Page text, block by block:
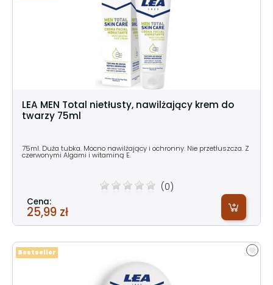
LEA MEN Total nietłusty, nawilżający krem do
twarzy 75ml
75ml. Duża tubka. Mocno nawilżający i ochronny. Nie przetłuszcza. Z
czerwonymi Algami i witaminą E.
(0)
Cena:
25,99 zł
Bestseller